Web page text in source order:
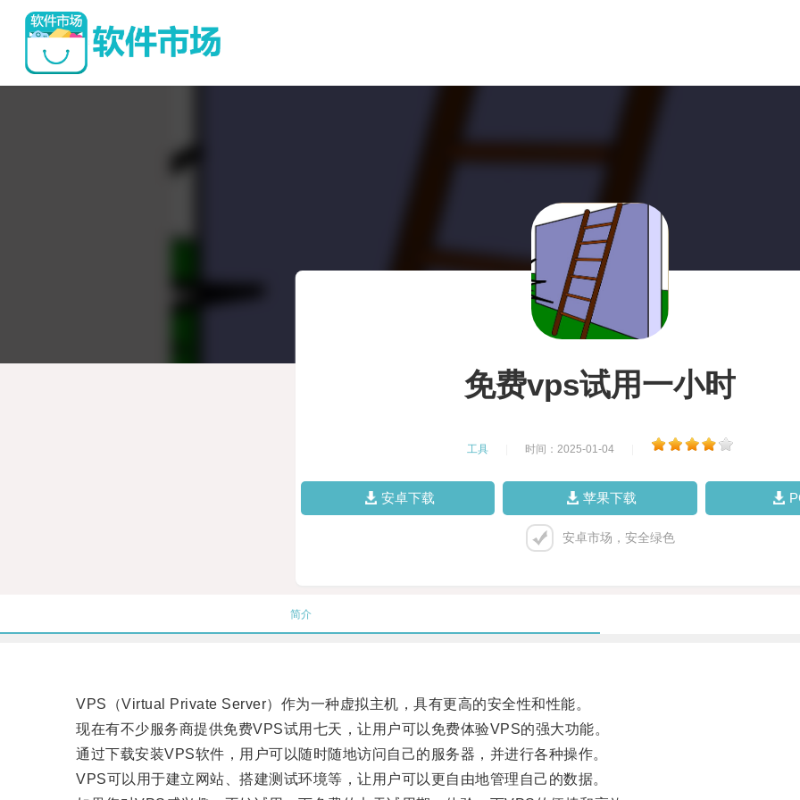
免费vps试用一小时
工具 时间：2025-01-04
安卓下载 苹果下载
安卓市场，安全绿色
简介
VPS（Virtual Private Server）作为一种虚拟主机，具有更高的安全性和性能。
现在有不少服务商提供免费VPS试用七天，让用户可以免费体验VPS的强大功能。
通过下载安装VPS软件，用户可以随时随地访问自己的服务器，并进行各种操作。
VPS可以用于建立网站、搭建测试环境等，让用户可以更自由地管理自己的数据。